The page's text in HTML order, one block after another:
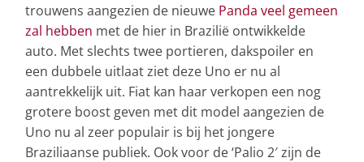
trouwens aangezien de nieuwe Panda veel gemeen
zal hebben met de hier in Brazilië ontwikkelde
auto. Met slechts twee portieren, dakspoiler en
een dubbele uitlaat ziet deze Uno er nu al
aantrekkelijk uit. Fiat kan haar verkopen een nog
grotere boost geven met dit model aangezien de
Uno nu al zeer populair is bij het jongere
Braziliaanse publiek. Ook voor de ‘Palio 2′ zijn de